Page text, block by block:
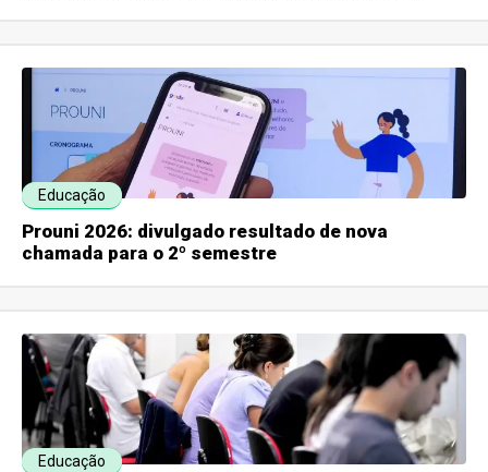
Educação
Prouni 2026: divulgado resultado de nova
chamada para o 2º semestre
Educação